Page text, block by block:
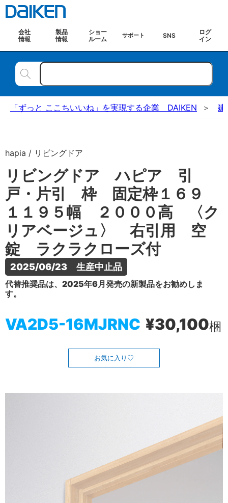
会社
情報
製品
情報
ショー
ルーム
サポート SNS
ログ
イン
「ずっと ここちいいね」を実現する企業 DAIKEN 建
hapia / リビングドア
リビングドア ハピア 引
戸・片引 枠 固定枠１６９
１１９５幅 ２０００高 〈ク
リアベージュ〉 右引用 空
錠 ラクラクローズ付
2025/06/23　生産中止品
代替推奨品は、2025年6月発売の新製品をお勧めしま
す。
VA2D5-16MJRNC ¥30,100梱
お気に入り